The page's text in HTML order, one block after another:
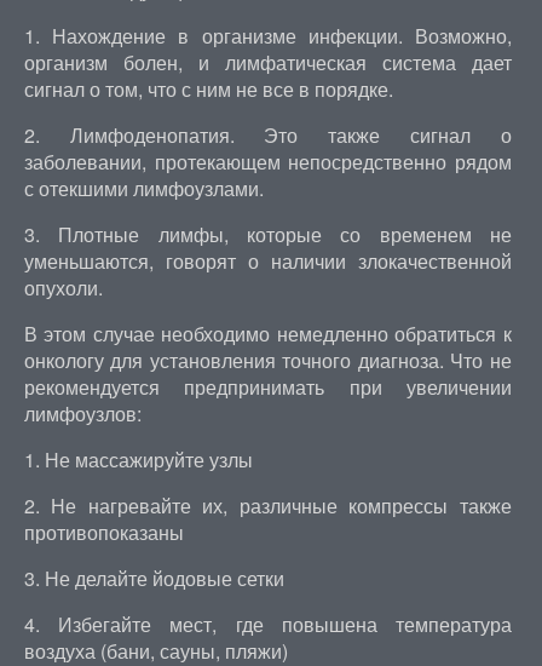
1. Нахождение в организме инфекции. Возможно,
организм болен, и лимфатическая система дает
сигнал о том, что с ним не все в порядке.
2. Лимфоденопатия. Это также сигнал о
заболевании, протекающем непосредственно рядом
с отекшими лимфоузлами.
3. Плотные лимфы, которые со временем не
уменьшаются, говорят о наличии злокачественной
опухоли.
В этом случае необходимо немедленно обратиться к
онкологу для установления точного диагноза. Что не
рекомендуется предпринимать при увеличении
лимфоузлов:
1. Не массажируйте узлы
2. Не нагревайте их, различные компрессы также
противопоказаны
3. Не делайте йодовые сетки
4. Избегайте мест, где повышена температура
воздуха (бани, сауны, пляжи)